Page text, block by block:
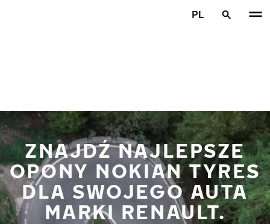
PL
ZNAJDŹ NAJLEPSZE
OPONY NOKIAN TYRES
DLA SWOJEGO AUTA
MARKI RENAULT.